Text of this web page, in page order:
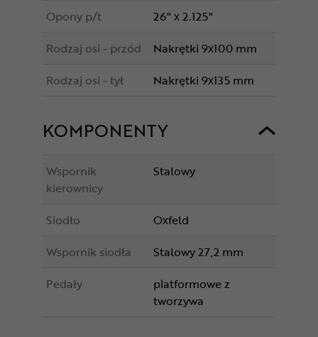
Opony p/t
26" x 2.125"
Rodzaj osi - przód
Nakrętki 9x100 mm
Rodzaj osi - tył
Nakrętki 9x135 mm
KOMPONENTY
Wspornik
kierownicy
Stalowy
Siodło
Oxfeld
Wspornik siodła
Stalowy 27,2 mm
Pedały
platformowe z
tworzywa